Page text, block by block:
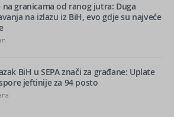
na granicama od ranog jutra: Duga
na izlazu iz BiH, evo gdje su najveće
BiH u SEPA znači za građane: Uplate
jeftinije za 94 posto